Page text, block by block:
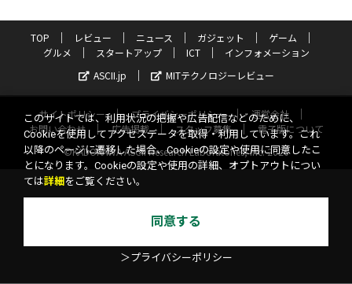
TOP レビュー ニュース ガジェット
ゲーム
グルメ
スタートアップ ICT
インフォメーション
ASCII.jp
MITテクノロジーレビュー
サイトポリシー プライバシーポリシー
運営会社
お問い合わせ
広告掲載 スタッフ募集
電子版について
©KADOKAWA ASCII Research Laboratories, Inc. 2026
このサイトでは、利用状況の把握や広告配信などのために、
Cookieを使用してアクセスデータを取得・利用しています。これ
以降のページに遷移した場合、Cookieの設定や使用に同意したこ
とになります。Cookieの設定や使用の詳細、オプトアウトについ
ては詳細 をご覧ください。
同意する
＞プライバシーポリシー